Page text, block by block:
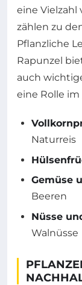
eine Vielzahl
zählen zu
Pflanzliche
Rapunzel
auch
eine Rolle im
Naturreis
Gemüse
Beeren
Nüsse
Walnüsse